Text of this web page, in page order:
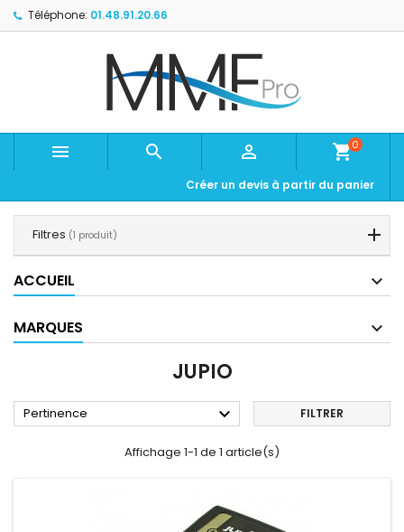
Téléphone: 01.48.91.20.66
   shopping_cart0
Créer un devis à partir du panier
Filtres (1 produit)
ACCUEIL
MARQUES
JUPIO
Pertinence  FILTRER
Affichage 1-1 de 1 article(s)